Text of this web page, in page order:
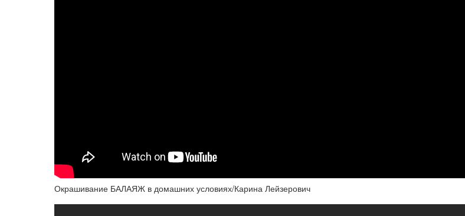
Окрашивание БАЛАЯЖ в домашних условиях/Карина Лейзерович